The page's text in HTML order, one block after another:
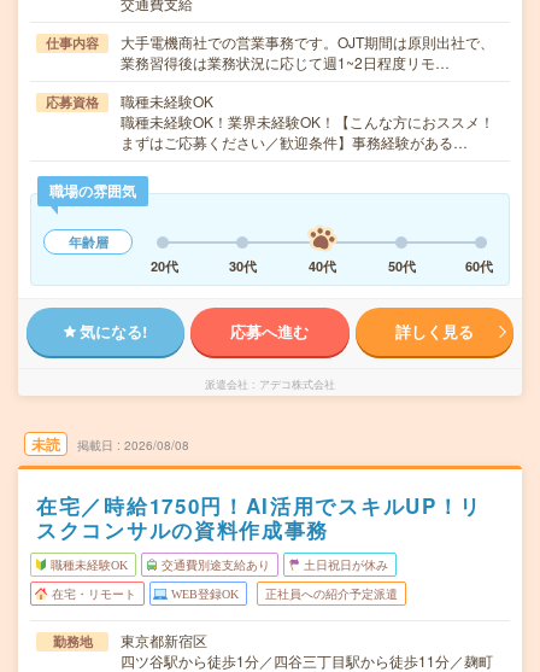
仕事内容
大手電機商社での営業事務です。OJT期間は原則出社で、
業務習得後は業務状況に応じて週1~2日程度リモ…
応募資格
職種未経験OK
職種未経験OK！業界未経験OK！【こんな方におススメ！
まずはご応募ください／歓迎条件】事務経験がある…
職場の雰囲気
年齢層
20代
30代 40代 50代 60代
気になる! 応募へ進む 詳しく見る
派遣会社 アデコ株式会社
未読 掲載日 2026/08/08
在宅／時給1750円！AI活用でスキルUP！リ
スクコンサルの資料作成事務
職種未経験OK 交通費別途支給あり 土日祝日が休み
在宅・リモート WEB登録OK 正社員への紹介予定派遣
勤務地
東京都新宿区
四ツ谷駅から徒歩1分／四谷三丁目駅から徒歩11分／麹町